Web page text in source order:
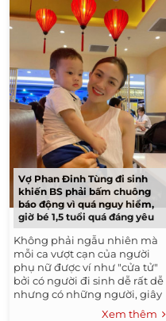
Vợ Phan Đinh Tùng đi sinh
khiến BS phải bấm chuông
báo động vì quá nguy hiểm,
giờ bé 1,5 tuổi quá đáng yêu
Không phải ngẫu nhiên mà
mỗi ca vượt cạn của người
phụ nữ được ví như "cửa tử"
bởi có người đi sinh dễ rất dễ
nhưng có những người, giây
phút chờ gặp con yêu dài như
Xem thêm